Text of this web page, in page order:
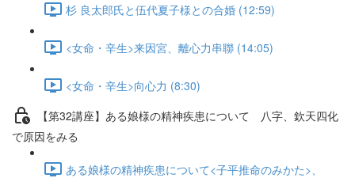
杉 良太郎氏と伍代夏子様との合婚 (12:59)
<女命・辛生>来因宮、離心力串聯 (14:05)
<女命・辛生>向心力 (8:30)
【第32講座】ある娘様の精神疾患について 八字、欽天四化
で原因をみる
ある娘様の精神疾患について<子平推命のみかた>、